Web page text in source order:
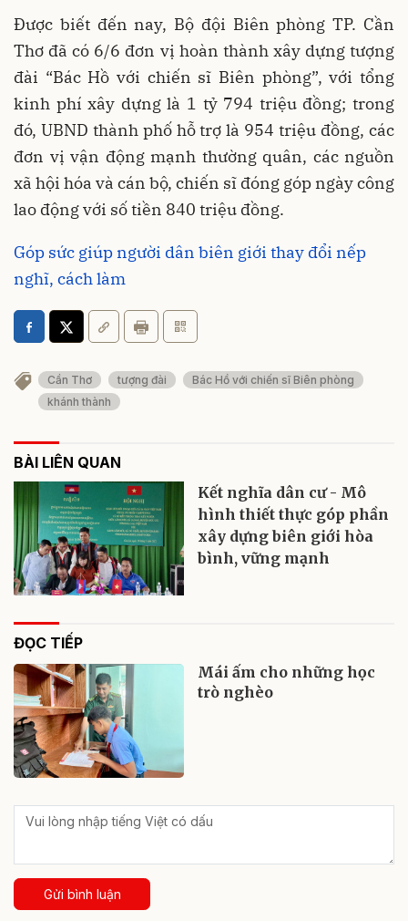
Được biết đến nay, Bộ đội Biên phòng TP. Cần
Thơ đã có 6/6 đơn vị hoàn thành xây dựng tượng
đài “Bác Hồ với chiến sĩ Biên phòng”, với tổng
kinh phí xây dựng là 1 tỷ 794 triệu đồng; trong
đó, UBND thành phố hỗ trợ là 954 triệu đồng, các
đơn vị vận động mạnh thường quân, các nguồn
xã hội hóa và cán bộ, chiến sĩ đóng góp ngày công
lao động với số tiền 840 triệu đồng.
Góp sức giúp người dân biên giới thay đổi nếp
nghĩ, cách làm
Cần Thơ tượng đài
Bác Hồ với chiến sĩ Biên phòng
khánh thành
BÀI LIÊN QUAN
Kết nghĩa dân cư - Mô
hình thiết thực góp phần
xây dựng biên giới hòa
bình, vững mạnh
ĐỌC TIẾP
Mái ấm cho những học
trò nghèo
Gửi bình luận